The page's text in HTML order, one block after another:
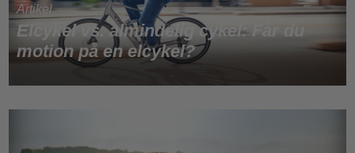
Elcykel vs. almindelig cykel: Får du
motion på en elcykel?